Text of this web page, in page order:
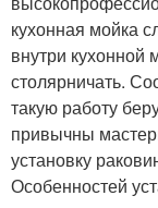
кухонная мойка
внутри кухонной
столярничать.
такую работу
привычны
установку
Особенностей